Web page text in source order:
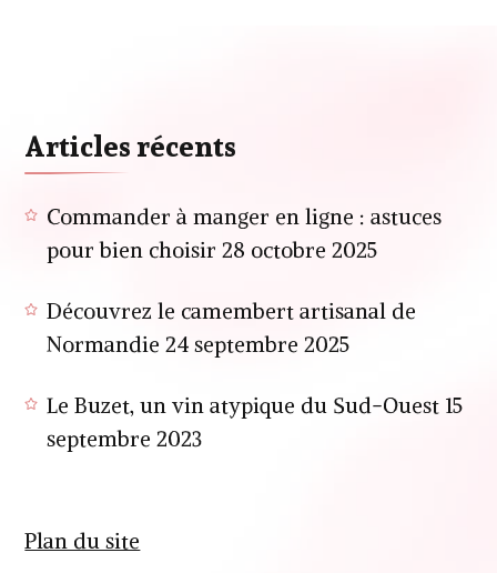
Articles récents
Commander à manger en ligne : astuces
pour bien choisir 28 octobre 2025
Découvrez le camembert artisanal de
Normandie 24 septembre 2025
Le Buzet, un vin atypique du Sud-Ouest 15
septembre 2023
Plan du site